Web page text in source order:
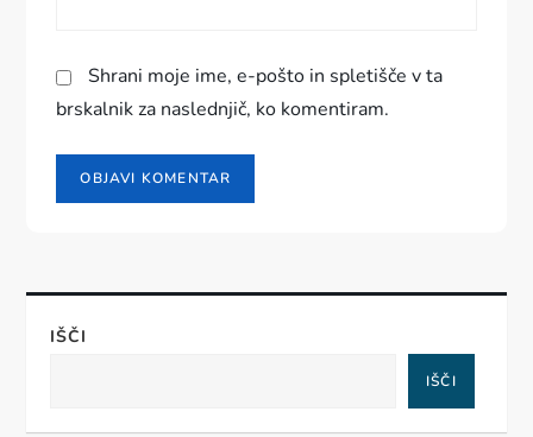
Shrani moje ime, e-pošto in spletišče v ta
brskalnik za naslednjič, ko komentiram.
IŠČI
IŠČI